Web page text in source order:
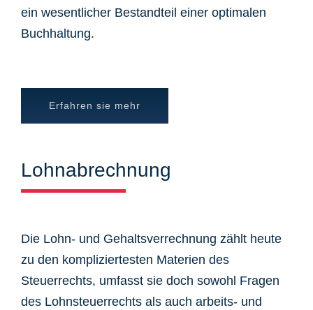
ein wesentlicher Bestandteil einer optimalen
Buchhaltung.
Erfahren sie mehr
Lohnabrechnung
Die Lohn- und Gehaltsverrechnung zählt heute
zu den kompliziertesten Materien des
Steuerrechts, umfasst sie doch sowohl Fragen
des Lohnsteuerrechts als auch arbeits- und